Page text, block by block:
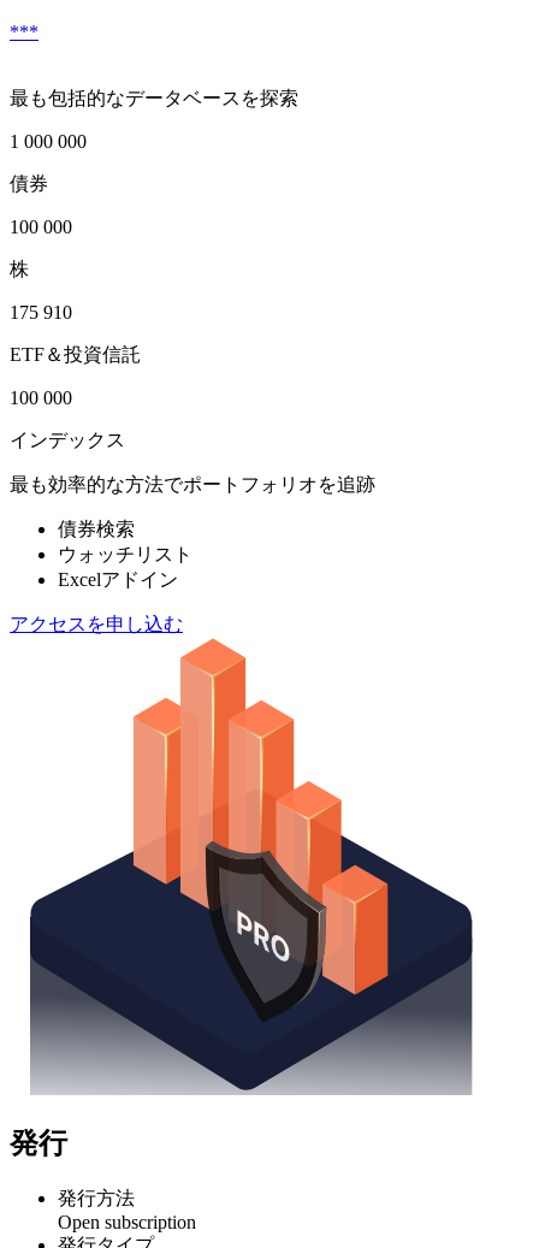
***
最も包括的なデータベースを探索
1 000 000
債券
100 000
株
175 910
ETF＆投資信託
100 000
インデックス
最も効率的な方法でポートフォリオを追跡
債券検索
ウォッチリスト
Excelアドイン
アクセスを申し込む
発行
発行方法
Open subscription